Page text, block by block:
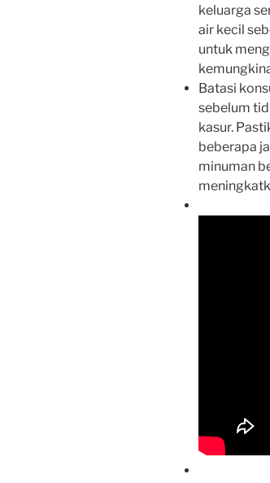
keluarga
air kecil
untuk
Batasi
sebelum
kasur.
beberapa
minuman